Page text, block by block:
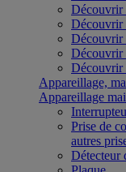
Découvrir
Découvrir
Découvrir
Découvrir
Découvrir
Appareillage,
Appareillage
Prise de
autres
Détecteur